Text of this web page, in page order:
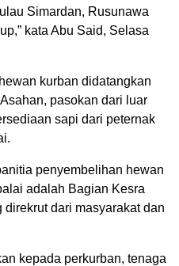
Simardan, Rusunawa
kata Abu Said, Selasa
kurban didatangkan
pasokan dari luar
sapi dari peternak
penyembelihan hewan
adalah Bagian Kesra
dari masyarakat dan
kepada perkurban, tenaga